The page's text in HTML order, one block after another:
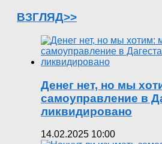
ВЗГЛЯД>>
Денег нет, но мы
самоуправление в
ликвидировано
14.02.2025 10:00